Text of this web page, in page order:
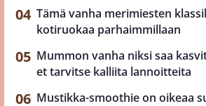
Tämä vanha merimiesten
kotiruokaa parhaimmillaan
Mummon vanha niksi saa
et tarvitse kalliita lannoitteita
Mustikka-smoothie on oikeaa